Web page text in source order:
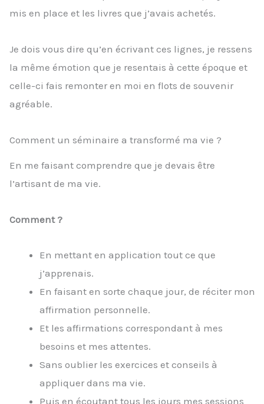
mis en place et les livres que j’avais achetés.
Je dois vous dire qu’en écrivant ces lignes, je ressens
la même émotion que je resentais à cette époque et
celle-ci fais remonter en moi en flots de souvenir
agréable.
Comment un séminaire a transformé ma vie ?
En me faisant comprendre que je devais être
l’artisant de ma vie.
Comment ?
En mettant en application tout ce que
j’apprenais.
En faisant en sorte chaque jour, de réciter mon
affirmation personnelle.
Et les affirmations correspondant à mes
besoins et mes attentes.
Sans oublier les exercices et conseils à
appliquer dans ma vie.
Puis en écoutant tous les jours mes sessions